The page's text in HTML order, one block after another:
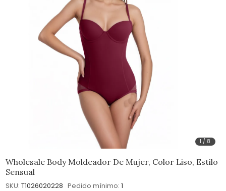
1 / 8
Wholesale Body Moldeador De Mujer, Color Liso, Estilo
Sensual
SKU: T1026020228 Pedido mínimo: 1